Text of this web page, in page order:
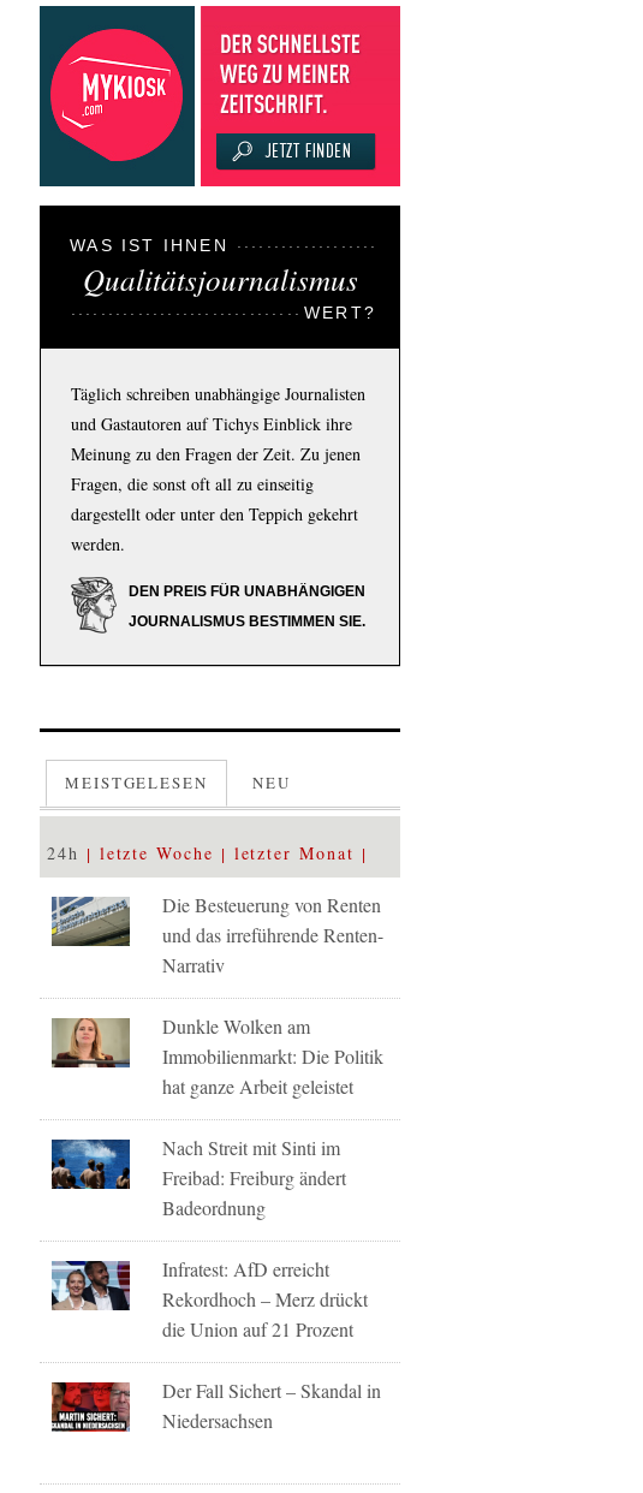
WAS IST IHNEN
Qualitätsjournalismus
WERT?
Täglich schreiben unabhängige Journalisten
und Gastautoren auf Tichys Einblick ihre
Meinung zu den Fragen der Zeit. Zu jenen
Fragen, die sonst oft all zu einseitig
dargestellt oder unter den Teppich gekehrt
werden.
DEN PREIS FÜR UNABHÄNGIGEN
JOURNALISMUS BESTIMMEN SIE.
MEISTGELESEN NEU
24h letzte Woche letzter Monat
Die Besteuerung von Renten
und das irreführende Renten-
Narrativ
Dunkle Wolken am
Immobilienmarkt: Die Politik
hat ganze Arbeit geleistet
Nach Streit mit Sinti im
Freibad: Freiburg ändert
Badeordnung
Infratest: AfD erreicht
Rekordhoch – Merz drückt
die Union auf 21 Prozent
Der Fall Sichert – Skandal in
Niedersachsen